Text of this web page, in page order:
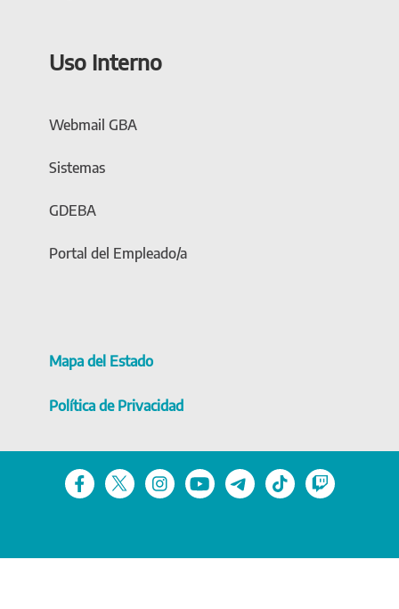
Uso Interno
Webmail GBA
Sistemas
GDEBA
Portal del Empleado/a
Mapa del Estado
Política de Privacidad